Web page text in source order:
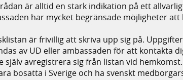
är alltid en stark indikation på ett
har mycket begränsade möjligheter att
är frivillig att skriva upp sig på.
av UD eller ambassaden för att kontakta
själv avregistrera sig från listan vid
bosatta i Sverige och ha svenskt